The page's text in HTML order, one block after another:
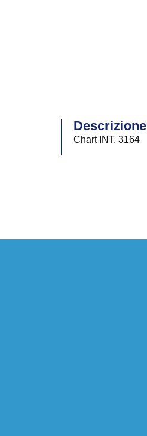
Descrizione
Chart INT. 3164